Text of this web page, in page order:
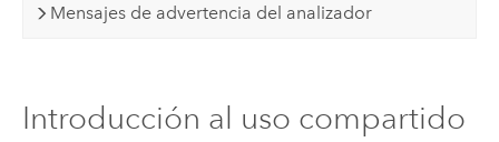
Mensajes de advertencia del analizador
Introducción al uso compartido